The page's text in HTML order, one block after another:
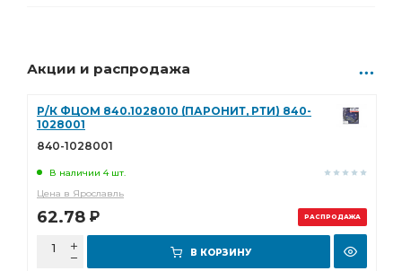
Акции и распродажа
РАСПРОДАЖА
Р/К ФЦОМ 840.1028010 (ПАРОНИТ, РТИ) 840-
1028001
840-1028001
В наличии 4 шт.
Цена в Ярославль
62.78 Р
В КОРЗИНУ